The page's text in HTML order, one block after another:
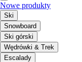
Nowe produkty
Ski
Snowboard
Ski górski
Wędrówki & Trek
Escalady